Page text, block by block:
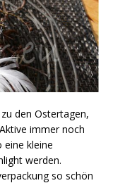
den Ostertagen,
immer noch
eine kleine
werden.
so schön